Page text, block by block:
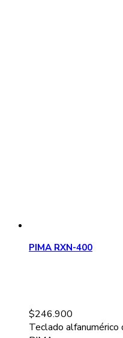
PIMA RXN-400
$246.900
Teclado